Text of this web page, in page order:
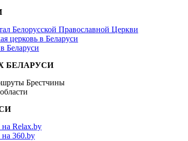
Белорусской Православной Церкви
церковь в Беларуси
Беларуси
БЕЛАРУСИ
Брестчины
Relax.by
360.by